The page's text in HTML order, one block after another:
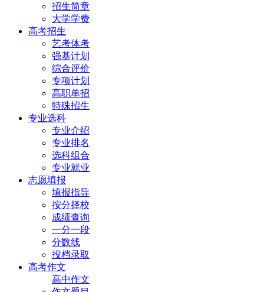
招生简章
大学学费
高考招生
艺考体考
强基计划
综合评价
专项计划
高职单招
特殊招生
专业选科
专业介绍
专业排名
选科组合
专业就业
志愿填报
填报指导
按分择校
成绩查询
一分一段
分数线
投档录取
高考作文
高中作文